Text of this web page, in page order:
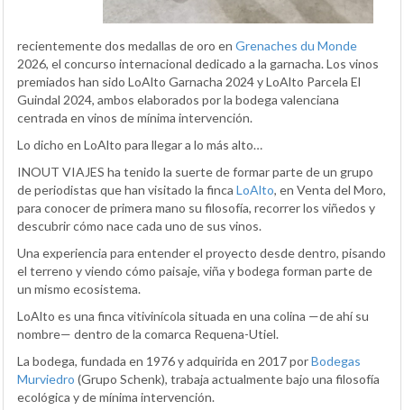
recientemente dos medallas de oro en Grenaches du Monde
2026, el concurso internacional dedicado a la garnacha. Los vinos
premiados han sido LoAlto Garnacha 2024 y LoAlto Parcela El
Guindal 2024, ambos elaborados por la bodega valenciana
centrada en vinos de mínima intervención.
Lo dicho en LoAlto para llegar a lo más alto…
INOUT VIAJES ha tenido la suerte de formar parte de un grupo
de periodistas que han visitado la finca LoAlto, en Venta del Moro,
para conocer de primera mano su filosofía, recorrer los viñedos y
descubrir cómo nace cada uno de sus vinos.
Una experiencia para entender el proyecto desde dentro, pisando
el terreno y viendo cómo paisaje, viña y bodega forman parte de
un mismo ecosistema.
LoAlto es una finca vitivinícola situada en una colina —de ahí su
nombre— dentro de la comarca Requena-Utiel.
La bodega, fundada en 1976 y adquirida en 2017 porBodegas
Murviedro (Grupo Schenk), trabaja actualmente bajo una filosofía
ecológica y de mínima intervención.